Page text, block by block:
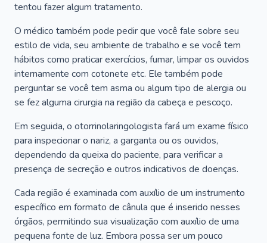
tentou fazer algum tratamento.
O médico também pode pedir que você fale sobre seu
estilo de vida, seu ambiente de trabalho e se você tem
hábitos como praticar exercícios, fumar, limpar os ouvidos
internamente com cotonete etc. Ele também pode
perguntar se você tem asma ou algum tipo de alergia ou
se fez alguma cirurgia na região da cabeça e pescoço.
Em seguida, o otorrinolaringologista fará um exame físico
para inspecionar o nariz, a garganta ou os ouvidos,
dependendo da queixa do paciente, para verificar a
presença de secreção e outros indicativos de doenças.
Cada região é examinada com auxílio de um instrumento
específico em formato de cânula que é inserido nesses
órgãos, permitindo sua visualização com auxílio de uma
pequena fonte de luz. Embora possa ser um pouco